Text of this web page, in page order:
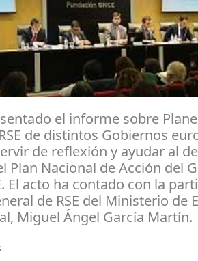
el informe sobre
de distintos Gobiernos
de reflexión y ayudar al
Plan Nacional de Acción del
El acto ha contado con la
de RSE del Ministerio de
Miguel Ángel García Martín.